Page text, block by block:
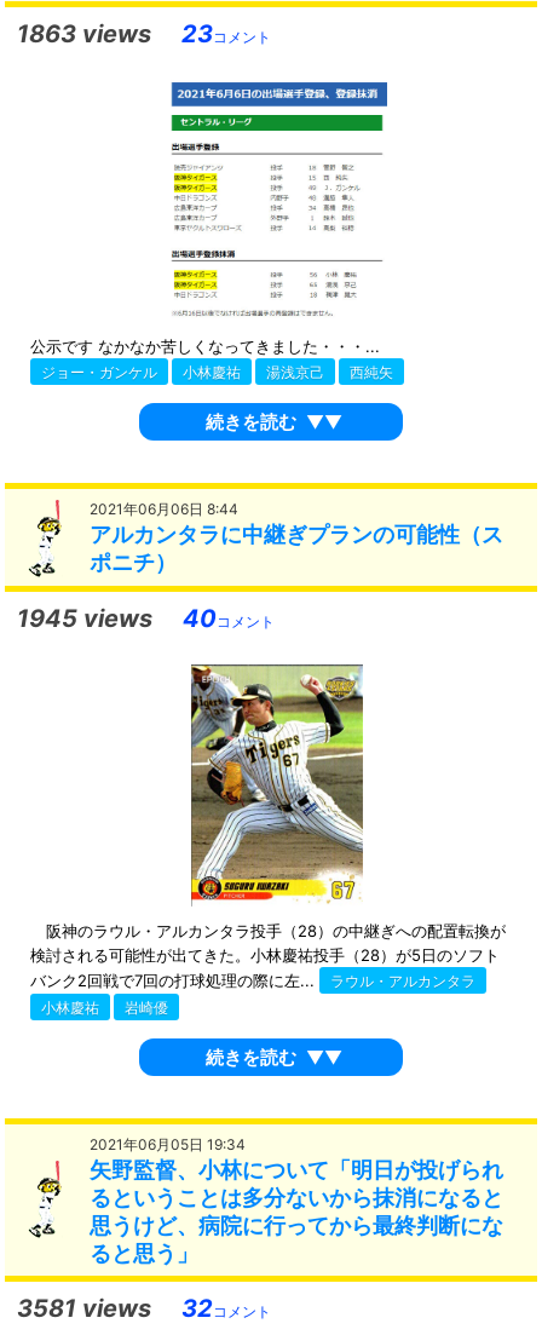
1863 views 23コメント
公示です なかなか苦しくなってきました・・・...
ジョー・ガンケル 小林慶祐 湯浅京己 西純矢
続きを読む ▼▼
2021年06月06日 8:44
アルカンタラに中継ぎプランの可能性（ス
ポニチ）
1945 views 40コメント
阪神のラウル・アルカンタラ投手（28）の中継ぎへの配置転換が
検討される可能性が出てきた。小林慶祐投手（28）が5日のソフト
バンク2回戦で7回の打球処理の際に左...
ラウル・アルカンタラ
小林慶祐
岩崎優
続きを読む ▼▼
2021年06月05日 19:34
矢野監督、小林について「明日が投げられ
るということは多分ないから抹消になると
思うけど、病院に行ってから最終判断にな
ると思う」
3581 views 32コメント